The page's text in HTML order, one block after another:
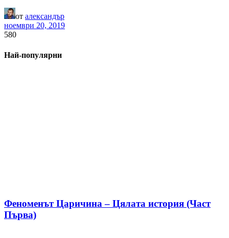
от александър
ноември 20, 2019
580
Най-популярни
Феноменът Царичина – Цялата история (Част
Първа)